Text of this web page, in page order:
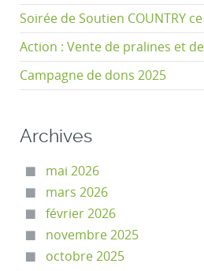
Soirée de Soutien COUNTRY
Action : Vente de pralines et
Campagne de dons 2025
Archives
mai 2026
mars 2026
février 2026
novembre 2025
octobre 2025